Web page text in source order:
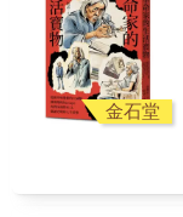
金石堂